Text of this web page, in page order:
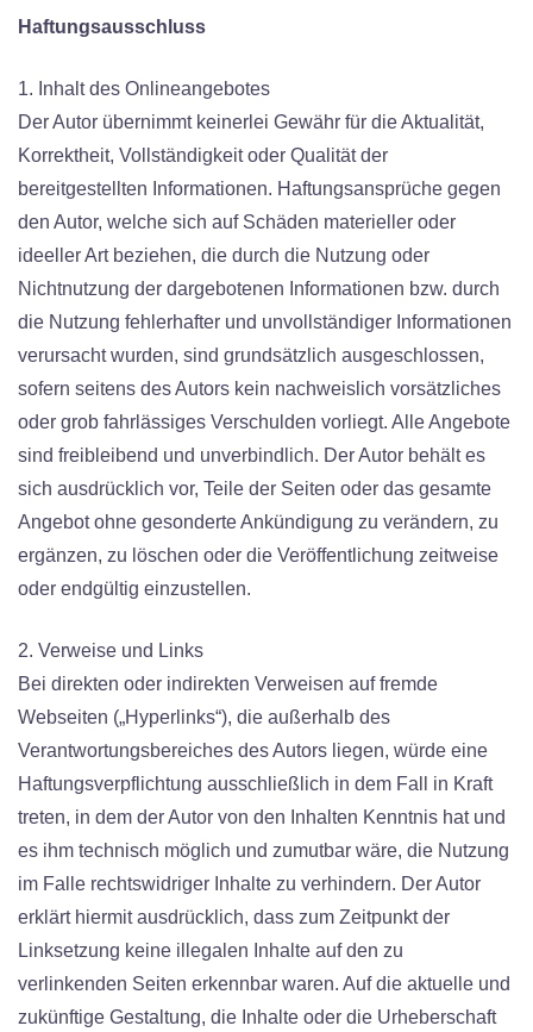
Haftungsausschluss
1. Inhalt des Onlineangebotes
Der Autor übernimmt keinerlei Gewähr für die Aktualität,
Korrektheit, Vollständigkeit oder Qualität der
bereitgestellten Informationen. Haftungsansprüche gegen
den Autor, welche sich auf Schäden materieller oder
ideeller Art beziehen, die durch die Nutzung oder
Nichtnutzung der dargebotenen Informationen bzw. durch
die Nutzung fehlerhafter und unvollständiger Informationen
verursacht wurden, sind grundsätzlich ausgeschlossen,
sofern seitens des Autors kein nachweislich vorsätzliches
oder grob fahrlässiges Verschulden vorliegt. Alle Angebote
sind freibleibend und unverbindlich. Der Autor behält es
sich ausdrücklich vor, Teile der Seiten oder das gesamte
Angebot ohne gesonderte Ankündigung zu verändern, zu
ergänzen, zu löschen oder die Veröffentlichung zeitweise
oder endgültig einzustellen.
2. Verweise und Links
Bei direkten oder indirekten Verweisen auf fremde
Webseiten („Hyperlinks“), die außerhalb des
Verantwortungsbereiches des Autors liegen, würde eine
Haftungsverpflichtung ausschließlich in dem Fall in Kraft
treten, in dem der Autor von den Inhalten Kenntnis hat und
es ihm technisch möglich und zumutbar wäre, die Nutzung
im Falle rechtswidriger Inhalte zu verhindern. Der Autor
erklärt hiermit ausdrücklich, dass zum Zeitpunkt der
Linksetzung keine illegalen Inhalte auf den zu
verlinkenden Seiten erkennbar waren. Auf die aktuelle und
zukünftige Gestaltung, die Inhalte oder die Urheberschaft